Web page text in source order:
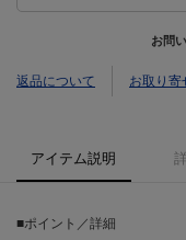
お問
返品について お取り寄
アイテム説明
■ポイント／詳細